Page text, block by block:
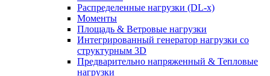
Распределенные нагрузки (DL-х)
Моменты
Площадь & Ветровые нагрузки
Интегрированный генератор нагрузки со
структурным 3D
Предварительно напряженный & Тепловые
нагрузки